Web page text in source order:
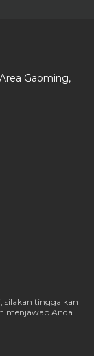
Gaoming,
silakan tinggalkan
menjawab Anda